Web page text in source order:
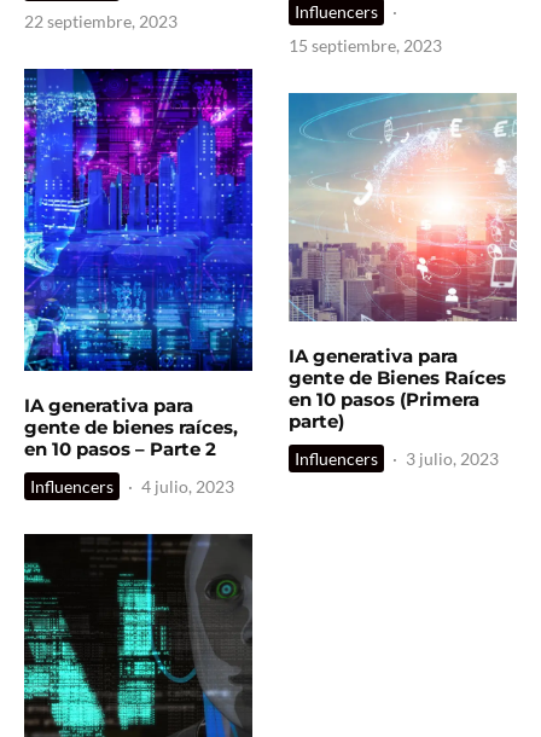
22 septiembre, 2023
IA generativa para
gente de bienes raíces,
en 10 pasos – Parte 2
Influencers · 4 julio, 2023
Influencers
·
15 septiembre, 2023
IA generativa para
gente de Bienes Raíces
en 10 pasos (Primera
parte)
Influencers · 3 julio, 2023